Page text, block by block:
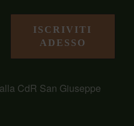
CdR San Giuseppe